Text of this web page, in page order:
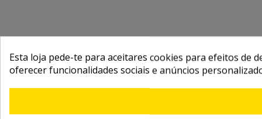
Esta loja pede-te para aceitares cookies para efeitos de
oferecer funcionalidades sociais e anúncios